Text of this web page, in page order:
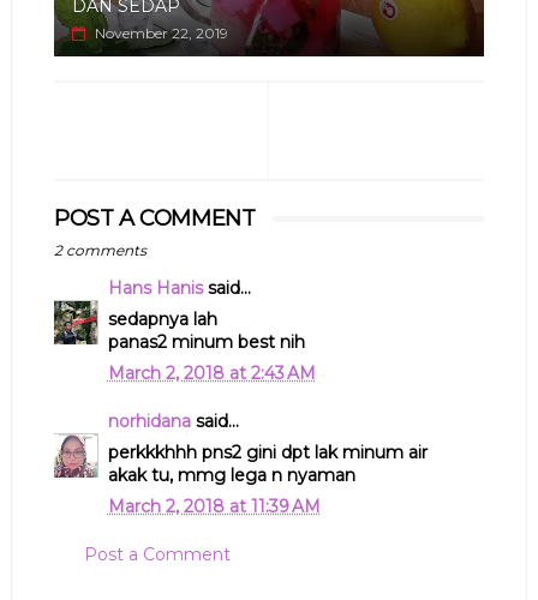
DAN SEDAP
November 22, 2019
POST A COMMENT
2 comments
Hans Hanissaid...
sedapnya lah
panas2 minum best nih
March 2, 2018 at 2:43 AM
norhidanasaid...
perkkkhhh pns2 gini dpt lak minum air
akak tu, mmg lega n nyaman
March 2, 2018 at 11:39 AM
Post a Comment